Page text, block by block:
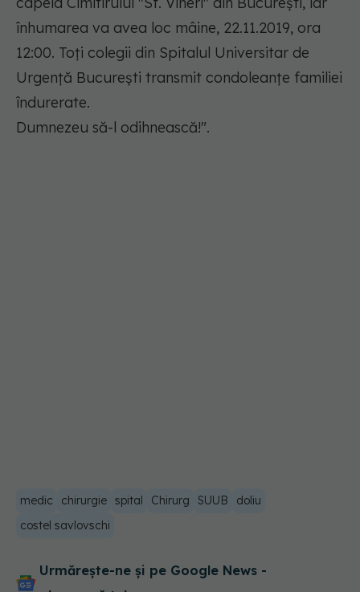
înhumarea va avea loc mâine, 22.11.2019, ora
12:00. Toți colegii din Spitalul Universitar de
Urgență București transmit condoleanțe familiei
îndurerate.
Dumnezeu să-l odihnească!".
medic chirurgie spital Chirurg SUUB
doliu
costel savlovschi
Urmărește-ne și pe Google News -